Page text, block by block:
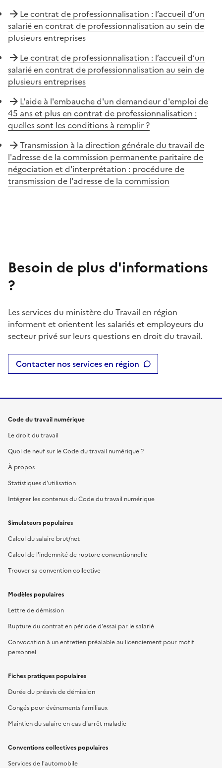
Le contrat de professionnalisation : l’accueil d’un
salarié en contrat de professionnalisation au sein de
plusieurs entreprises
Le contrat de professionnalisation : l’accueil d’un
salarié en contrat de professionnalisation au sein de
plusieurs entreprises
L'aide à l'embauche d'un demandeur d'emploi de
45 ans et plus en contrat de professionnalisation :
quelles sont les conditions à remplir ?
Transmission à la direction générale du travail de
l'adresse de la commission permanente paritaire de
négociation et d'interprétation : procédure de
transmission de l'adresse de la commission
Besoin de plus d'informations
?
Les services du ministère du Travail en région
informent et orientent les salariés et employeurs du
secteur privé sur leurs questions en droit du travail.
Contacter nos services en région
Code du travail numérique
Le droit du travail
Quoi de neuf sur le Code du travail numérique ?
À propos
Statistiques d'utilisation
Intégrer les contenus du Code du travail numérique
Simulateurs populaires
Calcul du salaire brut/net
Calcul de l'indemnité de rupture conventionnelle
Trouver sa convention collective
Modèles populaires
Lettre de démission
Rupture du contrat en période d'essai par le salarié
Convocation à un entretien préalable au licenciement pour motif
personnel
Fiches pratiques populaires
Durée du préavis de démission
Congés pour événements familiaux
Maintien du salaire en cas d'arrêt maladie
Conventions collectives populaires
Services de l'automobile